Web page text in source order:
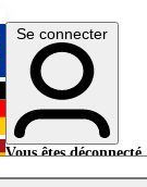
English
Deutsch
Se connecter
Vous êtes déconnecté.